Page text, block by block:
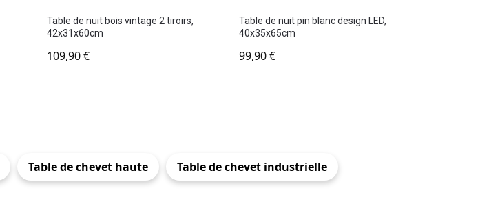
Table de nuit bois vintage 2 tiroirs,
42x31x60cm
109,90€
Table de nuit pin blanc design LED,
40x35x65cm
99,90€
Table de chevet haute
Table de chevet industrielle